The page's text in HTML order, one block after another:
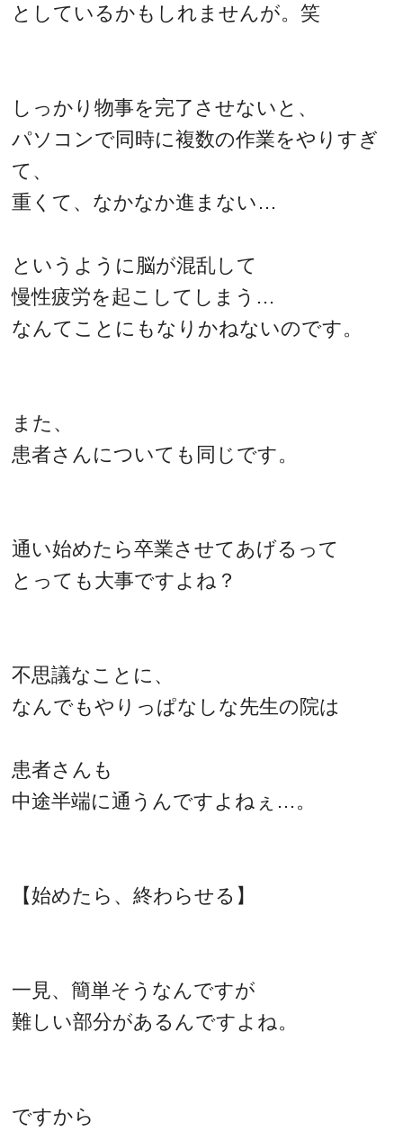
としているかもしれませんが。笑
しっかり物事を完了させないと、
パソコンで同時に複数の作業をやりすぎ
て、
重くて、なかなか進まない…
というように脳が混乱して
慢性疲労を起こしてしまう…
なんてことにもなりかねないのです。
また、
患者さんについても同じです。
通い始めたら卒業させてあげるって
とっても大事ですよね？
不思議なことに、
なんでもやりっぱなしな先生の院は
患者さんも
中途半端に通うんですよねぇ…。
【始めたら、終わらせる】
一見、簡単そうなんですが
難しい部分があるんですよね。
ですから